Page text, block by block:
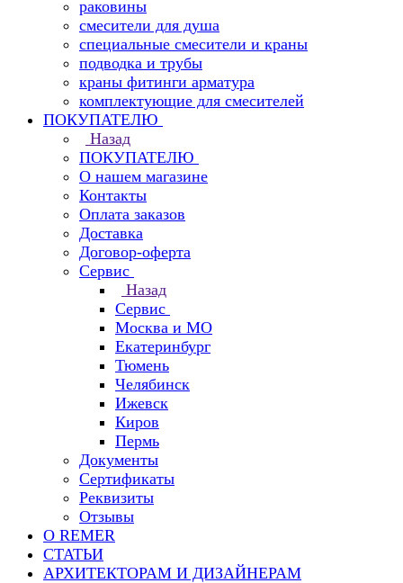
раковины
смесители для душа
специальные смесители и краны
подводка и трубы
краны фитинги арматура
комплектующие для смесителей
ПОКУПАТЕЛЮ
Назад
ПОКУПАТЕЛЮ
О нашем магазине
Контакты
Оплата заказов
Доставка
Договор-оферта
Сервис
Назад
Сервис
Москва и МО
Екатеринбург
Тюмень
Челябинск
Ижевск
Киров
Пермь
Документы
Сертификаты
Реквизиты
Отзывы
О REMER
СТАТЬИ
АРХИТЕКТОРАМ И ДИЗАЙНЕРАМ